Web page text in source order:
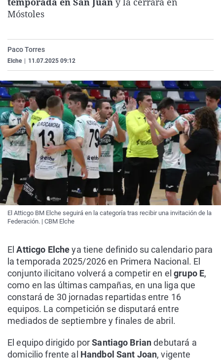
La rosa de los vientos
Como el perro y el
Caso
Equipo de
Extremadura
La Rioja
Virales
Elecciones
Móstoles
Paco Torres
Elche 11.07.2025 09:12
El Atticgo BM Elche seguirá en la categoría tras recibir una invitación de la
Federación. | CBM Elche
ElAtticgo Elcheya tiene definido su calendario para
la temporada 2025/2026 en Primera Nacional. El
conjunto ilicitano volverá a competir en elgrupo E,
como en las últimas campañas, en una liga que
constará de 30 jornadas repartidas entre 16
equipos. La competición se disputará entre
mediados de septiembre y finales de abril.
El equipo dirigido porSantiago Briandebutará a
domicilio frente al Handbol Sant Joan, vigente